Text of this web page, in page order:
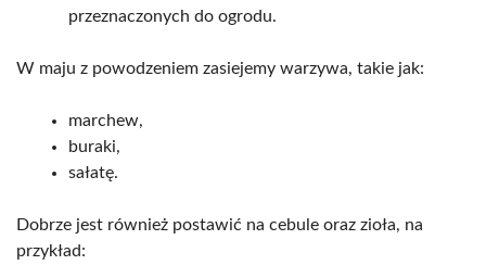
przeznaczonych do ogrodu.
W maju z powodzeniem zasiejemy warzywa, takie jak:
marchew,
buraki,
sałatę.
Dobrze jest również postawić na cebule oraz zioła, na
przykład: